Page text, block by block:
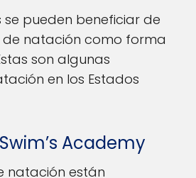
se pueden beneficiar de
de natación como forma
son algunas
en los Estados
Academy
natación están